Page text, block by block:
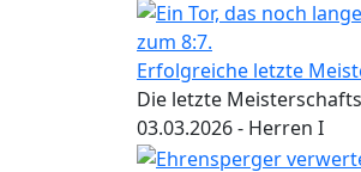
Erfolgreiche letzte
Die letzte
03.03.2026- Herren I